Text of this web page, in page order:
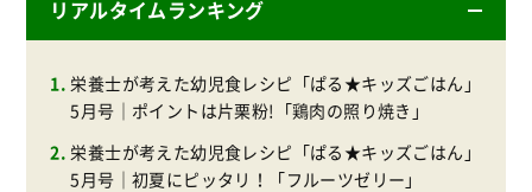
リアルタイムランキング
栄養士が考えた幼児食レシピ「ぱる★キッズごはん」
5月号｜ポイントは片栗粉!「鶏肉の照り焼き」
栄養士が考えた幼児食レシピ「ぱる★キッズごはん」
5月号｜初夏にピッタリ！「フルーツゼリー」